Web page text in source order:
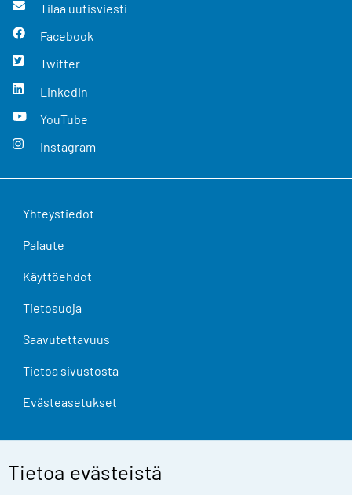
Tietoa evästeistä
Tilaa uutisviesti
Facebook
Twitter
LinkedIn
YouTube
Instagram
Yhteystiedot
Palaute
Käyttöehdot
Tietosuoja
Saavutettavuus
Tietoa sivustosta
Evästeasetukset